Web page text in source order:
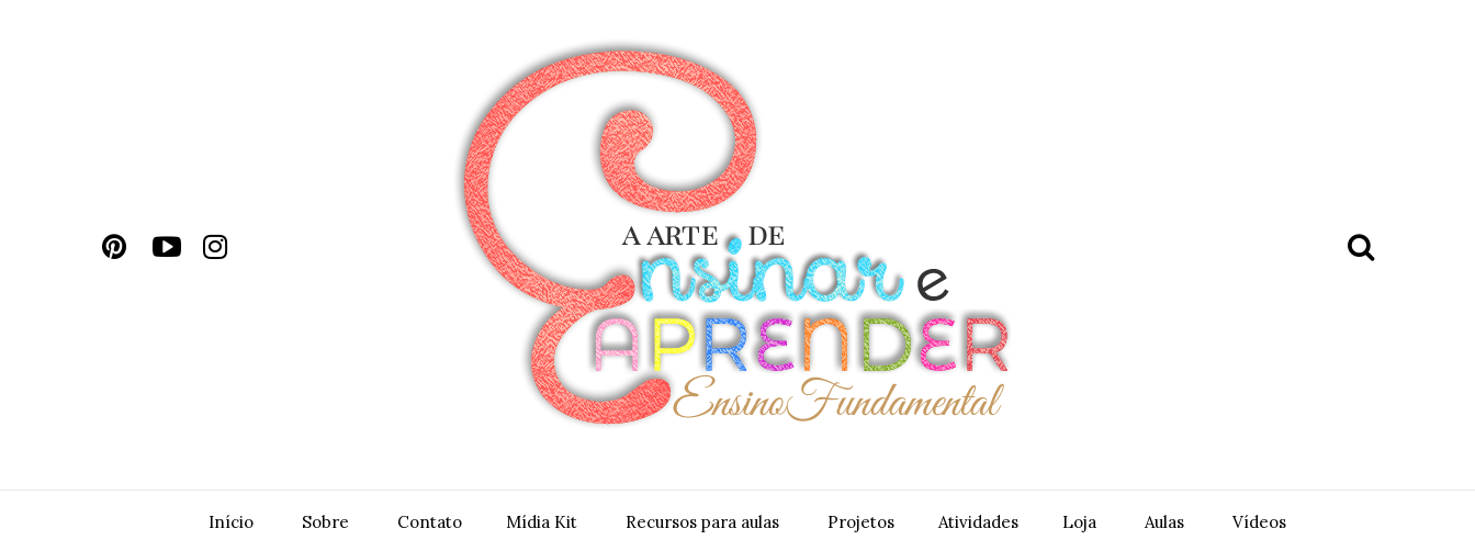
Início Sobre Contato Mídia Kit Recursos para aulas Projetos Atividades Loja Aulas Vídeos